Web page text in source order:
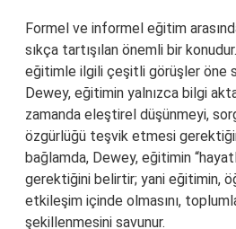
Formel ve informel eğitim
sıkça tartışılan önemli bir
eğitimle ilgili çeşitli görüşler öne
Dewey, eğitimin yalnızca bilgi
zamanda eleştirel düşünmeyi,
özgürlüğü teşvik etmesi
bağlamda, Dewey, eğitimin
gerektiğini belirtir; yani eğitimin,
etkileşim içinde olmasını,
şekillenmesini savunur.